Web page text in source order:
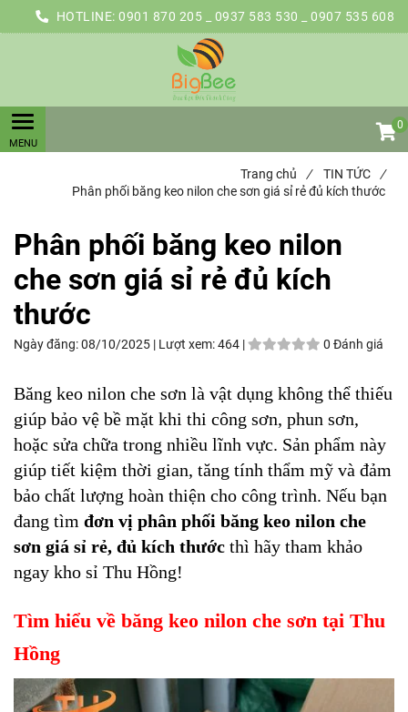
HOTLINE: 0901 870 205 _ 0937 583 530 _ 0907 535 608
0
Trang chủ / TIN TỨC
/
Phân phối băng keo nilon che sơn giá sỉ rẻ đủ kích thước
Phân phối băng keo nilon
che sơn giá sỉ rẻ đủ kích
thước
Ngày đăng:08/10/2025 | Lượt xem:464 | 0 Đánh giá
Băng keo nilon che sơn là vật dụng không thể thiếu
giúp bảo vệ bề mặt khi thi công sơn, phun sơn,
hoặc sửa chữa trong nhiều lĩnh vực. Sản phẩm này
giúp tiết kiệm thời gian, tăng tính thẩm mỹ và đảm
bảo chất lượng hoàn thiện cho công trình. Nếu bạn
đang tìm đơn vị phân phối băng keo nilon che
sơn giá sỉ rẻ, đủ kích thước thì hãy tham khảo
ngay kho sỉ Thu Hồng!
Tìm hiểu về băng keo nilon che sơn tại Thu
Hồng